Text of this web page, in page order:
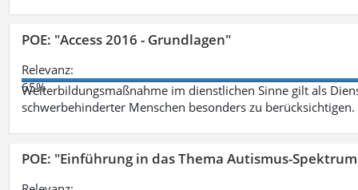
POE: "Access 2016 - Grundlagen"
Relevanz:
65%
Weiterbildungsmaßnahme im dienstlichen Sinne gilt als
schwerbehinderter Menschen besonders zu berücksichtigen.
POE: "Einführung in das Thema Autismus-